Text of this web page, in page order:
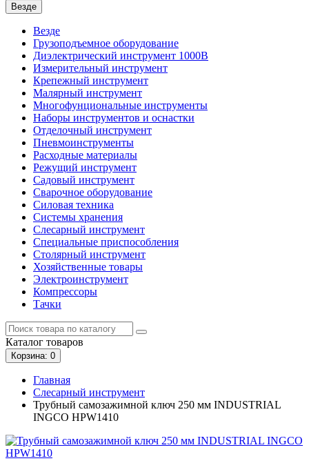
Везде
Везде
Грузоподъемное оборудование
Диэлектрический инструмент 1000В
Измерительный инструмент
Крепежный инструмент
Малярный инструмент
Многофунциональные инструменты
Наборы инструментов и оснастки
Отделочный инструмент
Пневмоинструменты
Расходные материалы
Режущий инструмент
Садовый инструмент
Сварочное оборудование
Силовая техника
Системы хранения
Слесарный инструмент
Специальные приспособления
Столярный инструмент
Хозяйственные товары
Электроинструмент
Компрессоры
Тачки
Каталог товаров
Корзина: 0
Главная
Слесарный инструмент
Трубный самозажимной ключ 250 мм INDUSTRIAL
INGCO HPW1410